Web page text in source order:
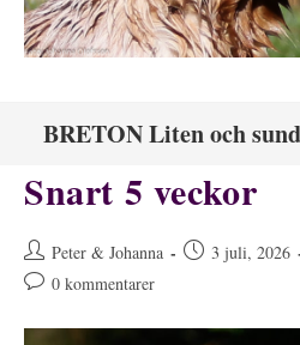
BRETON Liten och
Snart 5 veckor
Inläggsförfattare:
Peter & Johanna
Inlägget3 juli, 2026
Kommentarer
inlägget:
0 kommentarer